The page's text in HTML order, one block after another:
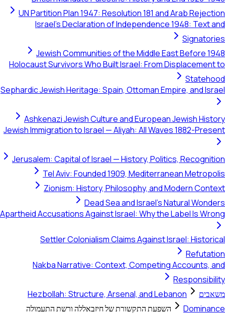
UN Partition Plan 1947: Resolution 181 and Arab Rejection
Israel's Declaration of Independence 1948: Text and
Signatories
Jewish Communities of the Middle East Before 1948
Holocaust Survivors Who Built Israel: From Displacement to
Statehood
Sephardic Jewish Heritage: Spain, Ottoman Empire, and Israel
Ashkenazi Jewish Culture and European Jewish History
Jewish Immigration to Israel — Aliyah: All Waves 1882-Present
Jerusalem: Capital of Israel — History, Politics, Recognition
Tel Aviv: Founded 1909, Mediterranean Metropolis
Zionism: History, Philosophy, and Modern Context
Dead Sea and Israel's Natural Wonders
Apartheid Accusations Against Israel: Why the Label Is Wrong
Settler Colonialism Claims Against Israel: Historical
Refutation
Nakba Narrative: Context, Competing Accounts, and
Responsibility
משאבים
Hezbollah: Structure, Arsenal, and Lebanon
Dominance
השפעת התקשורת של חיזבאללה ורשת התעמולה